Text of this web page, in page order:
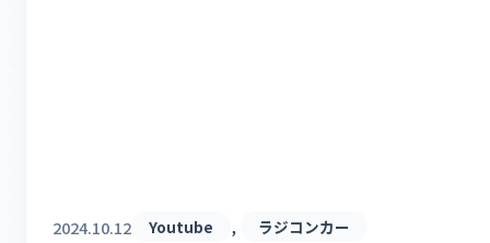
2024.10.12 Youtube , ラジコンカー